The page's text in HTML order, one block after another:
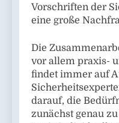
Vorschriften der
eine große
Die
vor allem praxis-
findet immer auf
darauf, die
zunächst genau